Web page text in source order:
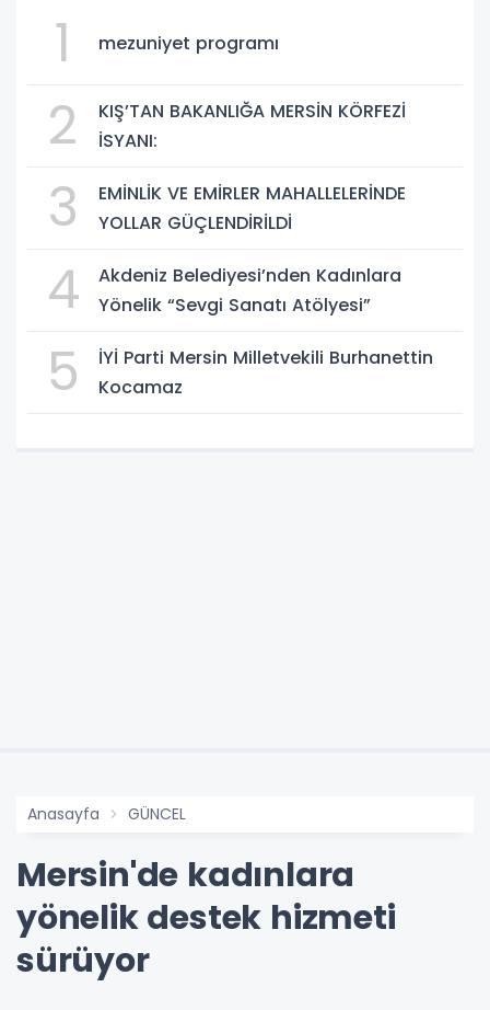
1 mezuniyet programı
2
KIŞ’TAN BAKANLIĞA MERSİN KÖRFEZİ
İSYANI:
3
EMİNLİK VE EMİRLER MAHALLELERİNDE
YOLLAR GÜÇLENDİRİLDİ
4
Akdeniz Belediyesi’nden Kadınlara
Yönelik “Sevgi Sanatı Atölyesi”
5
İYİ Parti Mersin Milletvekili Burhanettin
Kocamaz
Anasayfa GÜNCEL
Mersin'de kadınlara
yönelik destek hizmeti
sürüyor